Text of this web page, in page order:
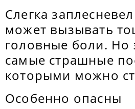
Слегка
может вызывать
головные боли. Но
самые страшные
которыми можно
Особенно опасны